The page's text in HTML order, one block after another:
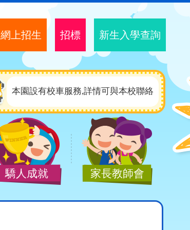
網上招生 招標 新生入學查詢
本園設有校車服務,詳情可與本校聯絡
驕人成就 家長教師會